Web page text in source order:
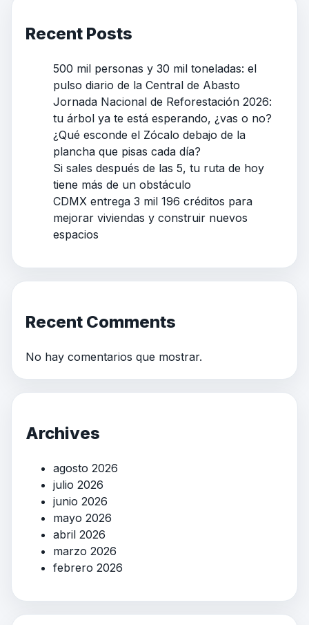
Recent Posts
500 mil personas y 30 mil toneladas: el
pulso diario de la Central de Abasto
Jornada Nacional de Reforestación 2026:
tu árbol ya te está esperando, ¿vas o no?
¿Qué esconde el Zócalo debajo de la
plancha que pisas cada día?
Si sales después de las 5, tu ruta de hoy
tiene más de un obstáculo
CDMX entrega 3 mil 196 créditos para
mejorar viviendas y construir nuevos
espacios
Recent Comments
No hay comentarios que mostrar.
Archives
agosto 2026
julio 2026
junio 2026
mayo 2026
abril 2026
marzo 2026
febrero 2026